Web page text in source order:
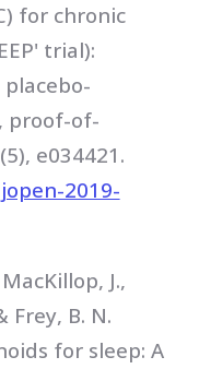
for chronic
trial):
proof-of-
e034421.
2019-
J.,
Frey, B. N.
for sleep: A